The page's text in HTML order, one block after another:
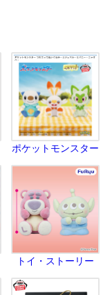
ポケットモンスター
トイ・ストーリー